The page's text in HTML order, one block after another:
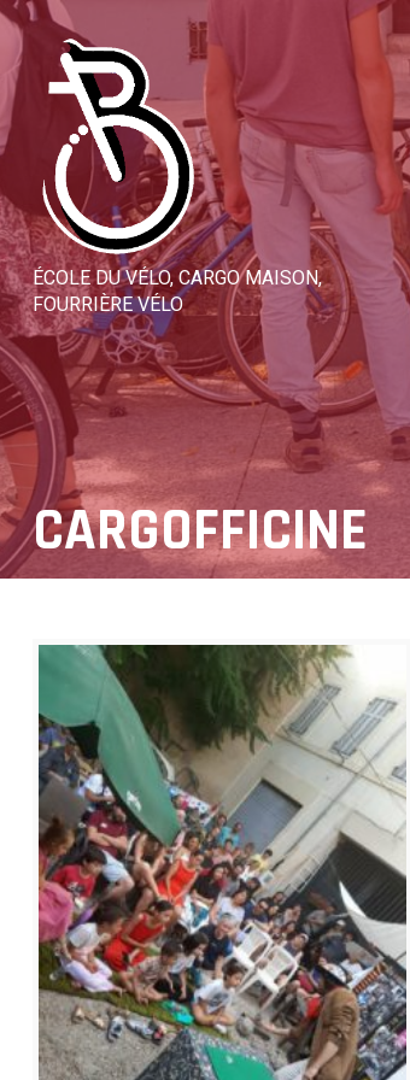
Skip
content
ÉCOLE DU VÉLO, CARGO MAISON,
FOURRIÈRE VÉLO
CARGOFFICINE